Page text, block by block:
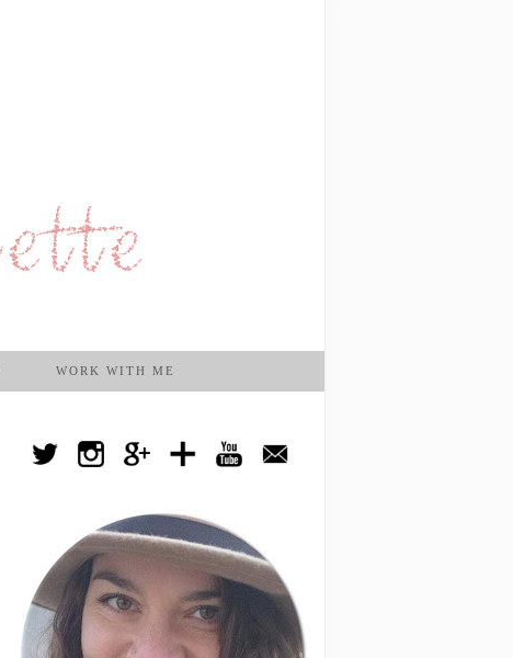
WORK WITH ME